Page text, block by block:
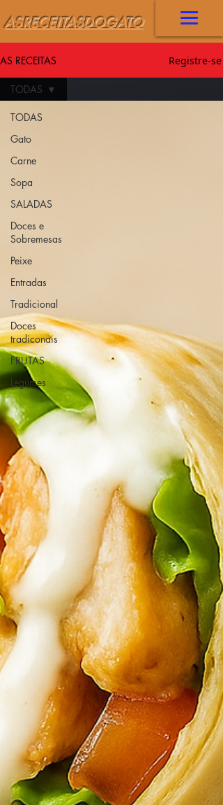
ASRECEITASDOGATO
AS RECEITAS Registre-se
TODAS
Gato
Carne
Sopa
SALADAS
Doces e
Sobremesas
Peixe
Entradas
Tradicional
Doces
tradiconais
FRUTAS
Legumes
TODAS